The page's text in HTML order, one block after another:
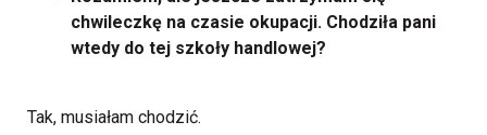
chwileczkę na czasie okupacji. Chodziła pani
wtedy do tej szkoły handlowej?
Tak, musiałam chodzić.